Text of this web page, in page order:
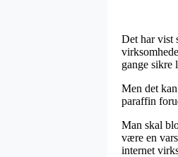
Det har vist
gange sikre
Men det
paraffin
Man skal
være en
internet